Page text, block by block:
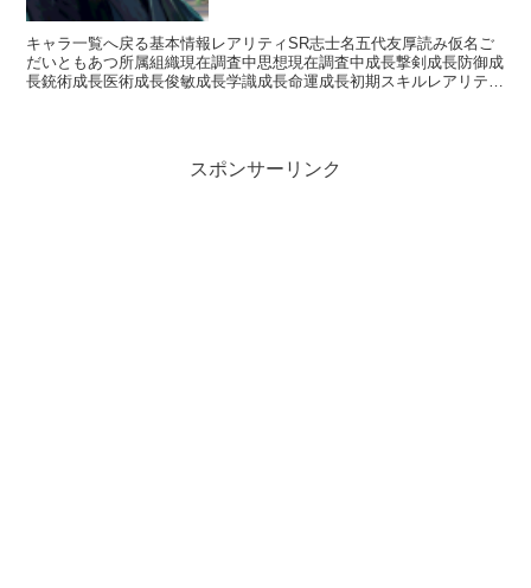
キャラ一覧へ戻る基本情報レアリティSR志士名五代友厚読み仮名ご
だいともあつ所属組織現在調査中思想現在調査中成長撃剣成長防御成
長銃術成長医術成長俊敏成長学識成長命運成長初期スキルレアリティ
スポンサーリンク